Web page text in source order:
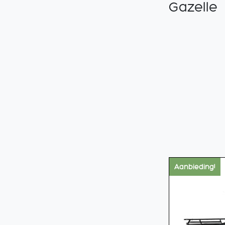
Gazelle
Aanbieding!